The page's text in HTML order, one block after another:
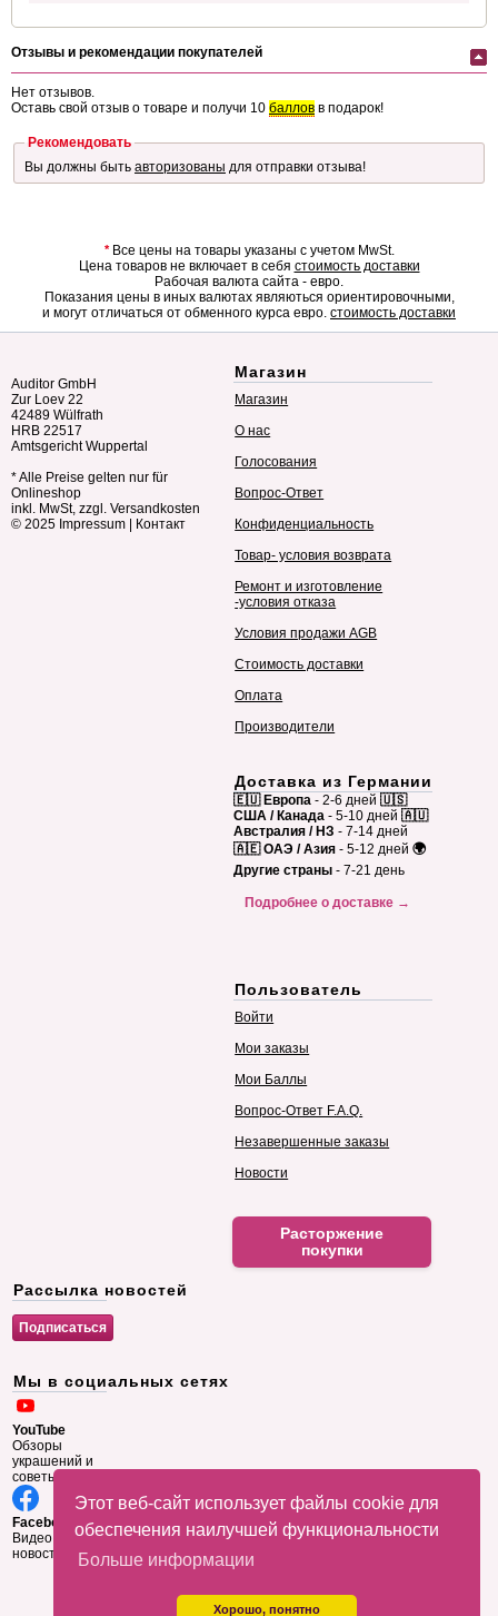
Этот веб-сайт использует файлы cookie для
обеспечения наилучшей функциональности
Больше информации
Хорошо, понятно
Отзывы и рекомендации покупателей
Нет отзывов.
Оставь свой отзыв о товаре и получи 10 баллов в подарок!
Рекомендовать
Вы должны быть авторизованы для отправки отзыва!
*Все цены на товары указаны с учетом MwSt.
Цена товаров не включает в себя стоимость доставки
Рабочая валюта сайта - евро.
Показания цены в иных валютах являються ориентировочными,
и могут отличаться от обменного курса евро. стоимость доставки
Auditor GmbH
Zur Loev 22
42489 Wülfrath
HRB 22517
Amtsgericht Wuppertal
* Alle Preise gelten nur für
Onlineshop
inkl. MwSt, zzgl. Versandkosten
© 2025 Impressum Контакт
Магазин
Магазин
О нас
Голосования
Вопрос-Ответ
Конфиденциальность
Товар- условия возврата
Ремонт и изготовление
-условия отказа
Условия продажи AGB
Стоимость доставки
Оплата
Производители
Доставка из Германии
🇪🇺 Европа - 2-6 дней 🇺🇸
США / Канада - 5-10 дней 🇦🇺
Австралия / НЗ - 7-14 дней
🇦🇪 ОАЭ / Азия - 5-12 дней 🌍
Другие страны - 7-21 день
Подробнее о доставке →
Пользователь
Войти
Мои заказы
Мои Баллы
Вопрос-Ответ F.A.Q.
Незавершенные заказы
Новости
Расторжение
покупки
Рассылка новостей
Мы в социальных сетях
YouTube
Обзоры
украшений и
советы
Facebook
Видео и
новости